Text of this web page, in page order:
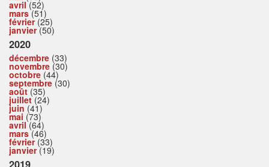
avril(52)
mars(51)
février(25)
janvier(50)
2020
décembre (33)
novembre (30)
octobre (44)
septembre (30)
août (35)
juillet(24)
juin (41)
mai (73)
avril(64)
mars(46)
février(33)
janvier(19)